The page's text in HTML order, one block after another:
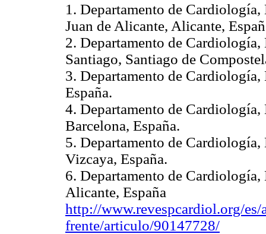
1. Departamento de
Juan de Alicante, Alicante,
2. Departamento de
Santiago, Santiago de
3. Departamento de
España.
4. Departamento de
Barcelona, España.
5. Departamento de
Vizcaya, España.
6. Departamento de
Alicante, España
http://www.revespcardiol.org/
frente/articulo/90147728/